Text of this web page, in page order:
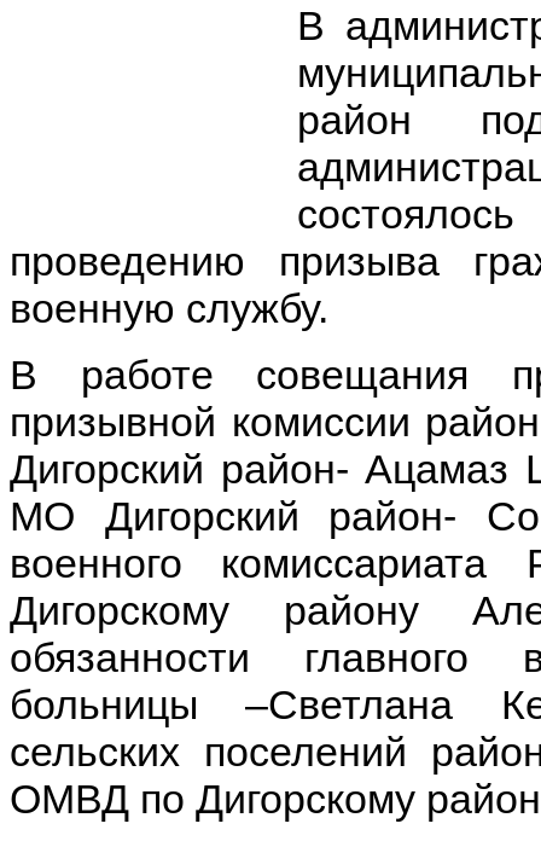
В
район
проведению призыва
военную службу.
В работе совещания
призывной комиссии
Дигорский район-
МО Дигорский район-
военного
Дигорскому району
обязанности главного
больницы –Светлана
сельских поселений
ОМВД по Дигорскому